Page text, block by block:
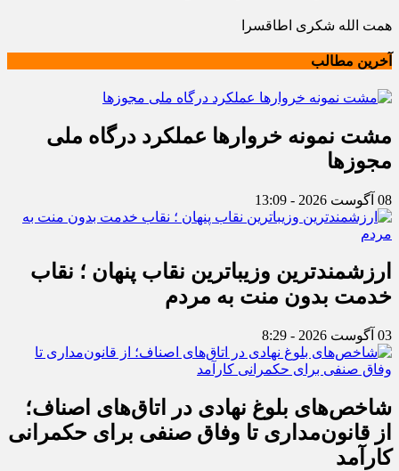
همت الله شکری اطاقسرا
آخرین مطالب
مشت نمونه خروارها عملکرد درگاه ملی
مجوزها
08 آگوست 2026 - 13:09
ارزشمندترین وزیباترین نقاب پنهان ؛ نقاب
خدمت بدون منت به مردم
03 آگوست 2026 - 8:29
شاخص‌های بلوغ نهادی در اتاق‌های اصناف؛
از قانون‌مداری تا وفاق صنفی برای حکمرانی
کارآمد